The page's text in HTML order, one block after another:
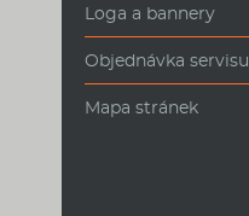
Loga a bannery
Objednávka servisu
Mapa stránek